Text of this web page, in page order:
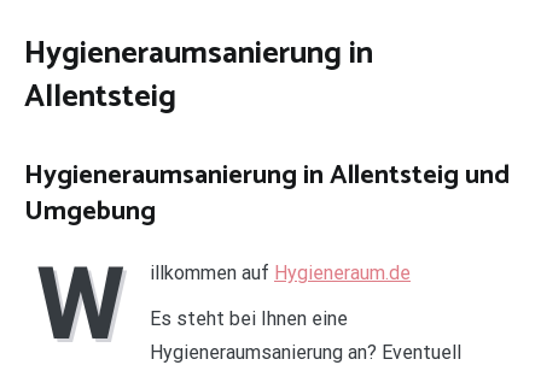
Hygieneraumsanierung in
Allentsteig
Hygieneraumsanierung in Allentsteig und
Umgebung
W illkommen auf Hygieneraum.de
Es steht bei Ihnen eine
Hygieneraumsanierung an? Eventuell